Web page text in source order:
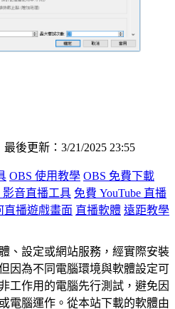
後更新：3/21/2025 23:55
OBS 使用教學 OBS 免費下載
影音直播工具 免費 YouTube 直播
直播遊戲畫面 直播軟體 遠距教學
、設定或網站服務，經實際安裝
因為不同電腦環境與軟體設定可
工作用的電腦先行測試，避免因
電腦運作。從本站下載的軟體由